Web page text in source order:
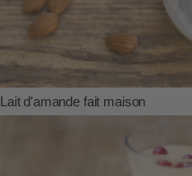
Lait d'amande fait maison